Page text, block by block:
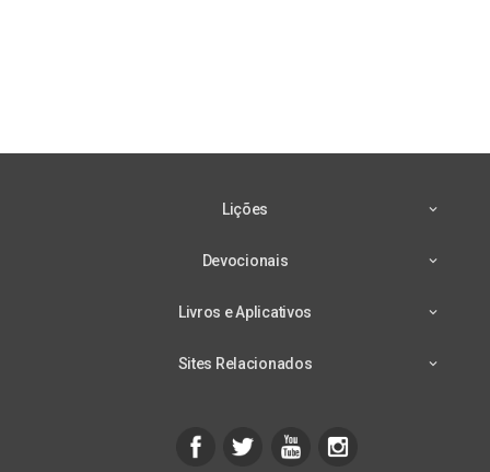
Lições
Devocionais
Livros e Aplicativos
Sites Relacionados